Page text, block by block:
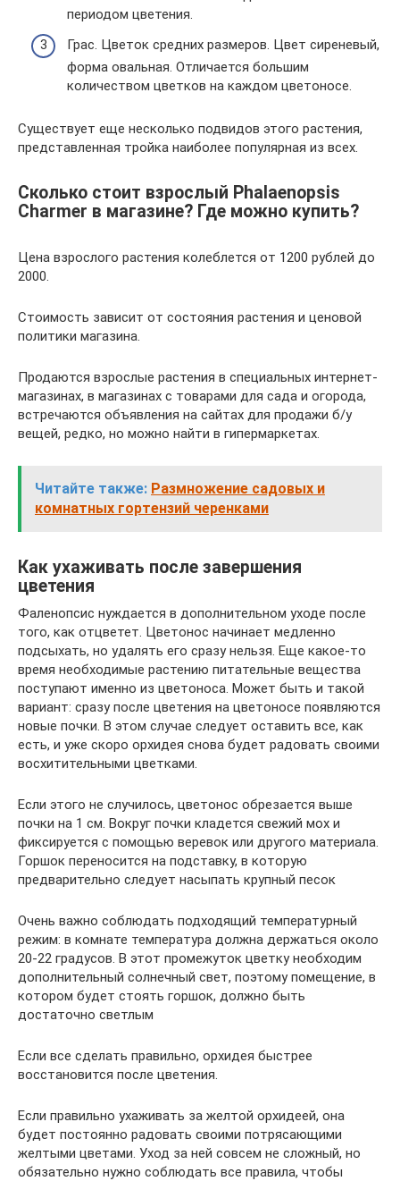
периодом цветения.
Грас. Цветок средних размеров. Цвет сиреневый,
форма овальная. Отличается большим
количеством цветков на каждом цветоносе.
Существует еще несколько подвидов этого растения,
представленная тройка наиболее популярная из всех.
Сколько стоит взрослый Phalaenopsis
Charmer в магазине? Где можно купить?
Цена взрослого растения колеблется от 1200 рублей до
2000.
Стоимость зависит от состояния растения и ценовой
политики магазина.
Продаются взрослые растения в специальных интернет-
магазинах, в магазинах с товарами для сада и огорода,
встречаются объявления на сайтах для продажи б/у
вещей, редко, но можно найти в гипермаркетах.
Читайте также: Размножение садовых и
комнатных гортензий черенками
Как ухаживать после завершения
цветения
Фаленопсис нуждается в дополнительном уходе после
того, как отцветет. Цветонос начинает медленно
подсыхать, но удалять его сразу нельзя. Еще какое-то
время необходимые растению питательные вещества
поступают именно из цветоноса. Может быть и такой
вариант: сразу после цветения на цветоносе появляются
новые почки. В этом случае следует оставить все, как
есть, и уже скоро орхидея снова будет радовать своими
восхитительными цветками.
Если этого не случилось, цветонос обрезается выше
почки на 1 см. Вокруг почки кладется свежий мох и
фиксируется с помощью веревок или другого материала.
Горшок переносится на подставку, в которую
предварительно следует насыпать крупный песок
Очень важно соблюдать подходящий температурный
режим: в комнате температура должна держаться около
20-22 градусов. В этот промежуток цветку необходим
дополнительный солнечный свет, поэтому помещение, в
котором будет стоять горшок, должно быть
достаточно светлым
Если все сделать правильно, орхидея быстрее
восстановится после цветения.
Если правильно ухаживать за желтой орхидеей, она
будет постоянно радовать своими потрясающими
желтыми цветами. Уход за ней совсем не сложный, но
обязательно нужно соблюдать все правила, чтобы